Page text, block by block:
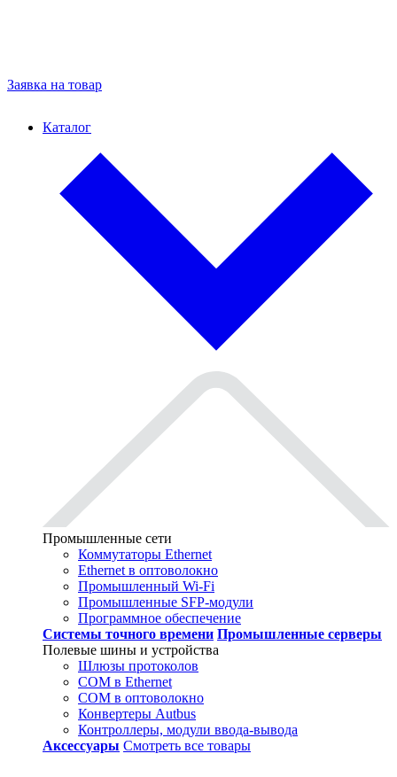
Заявка на товар
Каталог
Промышленные сети
Коммутаторы Ethernet
Ethernet в оптоволокно
Промышленный Wi-Fi
Промышленные SFP-модули
Программное обеспечение
Системы точного времени Промышленные серверы
Полевые шины и устройства
Шлюзы протоколов
COM в Ethernet
COM в оптоволокно
Конвертеры Autbus
Контроллеры, модули ввода-вывода
Аксессуары Смотреть все товары